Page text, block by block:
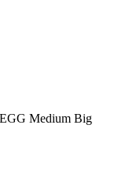
Medium Big